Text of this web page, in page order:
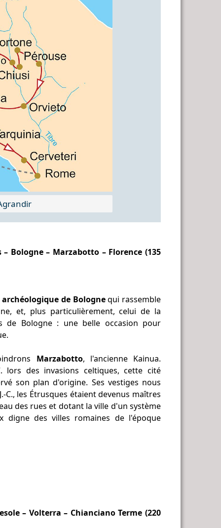
– Bologne – Marzabotto – Florence (135
archéologique de Bolognequi rassemble
et, plus particulièrement, celui de la
de Bologne : une belle occasion pour
Marzabotto, l'ancienne Kainua.
lors des invasions celtiques, cette cité
son plan d'origine. Ses vestiges nous
C., les Étrusques étaient devenus maîtres
des rues et dotant la ville d'un système
digne des villes romaines de l'époque
– Volterra – Chianciano Terme (220